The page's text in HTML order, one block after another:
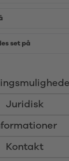
set på
Juridisk
Kontakt